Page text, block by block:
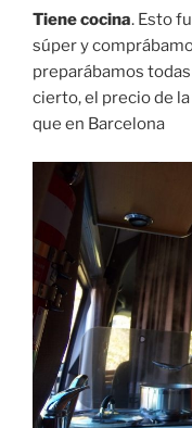
Tiene cocina. Esto
súper y
preparábamos
cierto, el precio de
que en Barcelona